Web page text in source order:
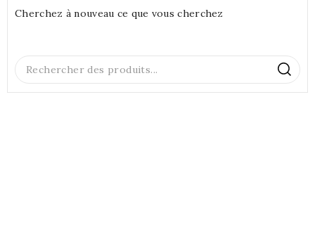
Cherchez à nouveau ce que vous cherchez